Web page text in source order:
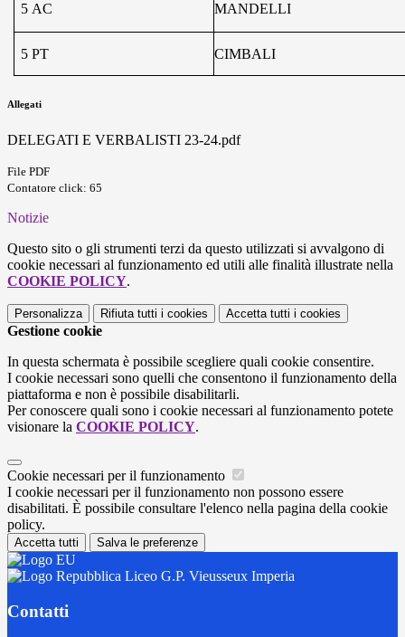
5 AC MANDELLI
5 PT CIMBALI
Allegati
DELEGATI E VERBALISTI 23-24.pdf
File PDF
Contatore click: 65
Notizie
Questo sito o gli strumenti terzi da questo utilizzati si avvalgono di
cookie necessari al funzionamento ed utili alle finalità illustrate nella
COOKIE POLICY.
Personalizza Rifiuta tutti i cookies Accetta tutti i cookies
Gestione cookie
In questa schermata è possibile scegliere quali cookie consentire.
I cookie necessari sono quelli che consentono il funzionamento della
piattaforma e non è possibile disabilitarli.
Per conoscere quali sono i cookie necessari al funzionamento potete
visionare la COOKIE POLICY.
Cookie necessari per il funzionamento
I cookie necessari per il funzionamento non possono essere
disabilitati. È possibile consultare l'elenco nella pagina della cookie
policy.
Accetta tutti Salva le preferenze
Liceo G.P. Vieusseux Imperia
Contatti